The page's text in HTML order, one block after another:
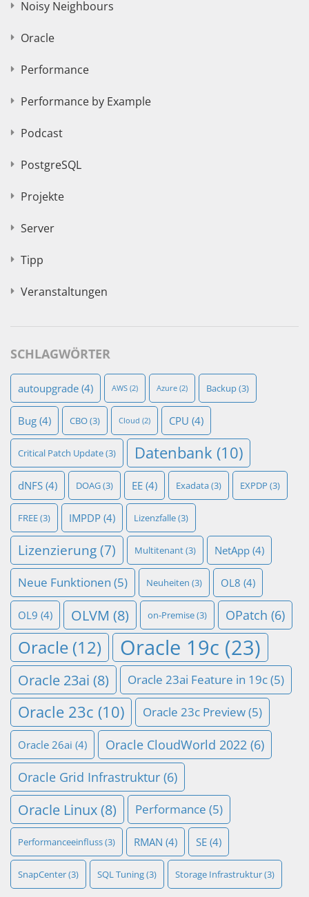
Noisy Neighbours
Oracle
Performance
Performance by Example
Podcast
PostgreSQL
Projekte
Server
Tipp
Veranstaltungen
SCHLAGWÖRTER
autoupgrade (4) AWS (2) Azure (2) Backup(3)
Bug (4) CBO(3) Cloud (2) CPU (4)
Critical Patch Update(3) Datenbank (10)
dNFS (4) DOAG(3) EE (4) Exadata(3) EXPDP (3)
FREE(3) IMPDP (4) Lizenzfalle(3)
Lizenzierung(7) Multitenant(3) NetApp (4)
Neue Funktionen (5) Neuheiten (3) OL8 (4)
OL9 (4) OLVM (8) on-Premise(3) OPatch (6)
Oracle (12) Oracle 19c (23)
Oracle 23ai (8) Oracle 23ai Feature in 19c(5)
Oracle 23c (10) Oracle 23c Preview(5)
Oracle 26ai (4) Oracle CloudWorld 2022 (6)
Oracle Grid Infrastruktur (6)
Oracle Linux(8) Performance (5)
Performanceeinfluss(3) RMAN (4) SE (4)
SnapCenter(3) SQL Tuning(3) Storage Infrastruktur(3)